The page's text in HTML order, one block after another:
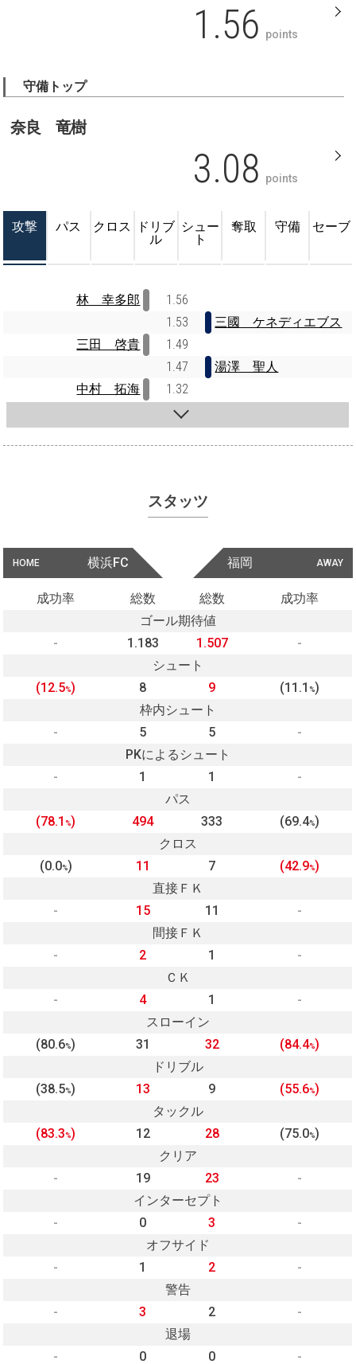
1.56 points
守備トップ
奈良 竜樹
3.08 points
攻撃 パス クロス
ドリブ
ル
シュー
ト
奪取 守備 セーブ
林 幸多郎
1.56
1.53
三國 ケネディエブス
三田 啓貴
1.49
1.47
湯澤 聖人
中村 拓海
1.32
スタッツ
HOME 横浜FC AWAY
福岡
成功率 総数 総数
成功率
ゴール期待値
-
1.183 1.507
-
シュート
(12.5%) 8 9 (11.1 %)
枠内シュート
-
5 5
-
PKによるシュート
-
1 1
-
パス
(78.1%) 494 333 (69.4%)
クロス
(0.0%) 11 7 (42.9%)
直接ＦＫ
-
15 11
-
間接ＦＫ
-
2 1
-
ＣＫ
-
4 1
-
スローイン
(80.6%) 31 32 (84.4%)
ドリブル
(38.5%) 13 9 (55.6%)
タックル
(83.3%) 12 28 (75.0%)
クリア
-
19 23
-
インターセプト
-
0 3
-
オフサイド
-
1 2
-
警告
-
3 2
-
退場
-
0 0 -